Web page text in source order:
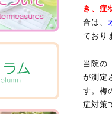
き、症
合は、
ており
当院の
が測定
す。梅
症対策